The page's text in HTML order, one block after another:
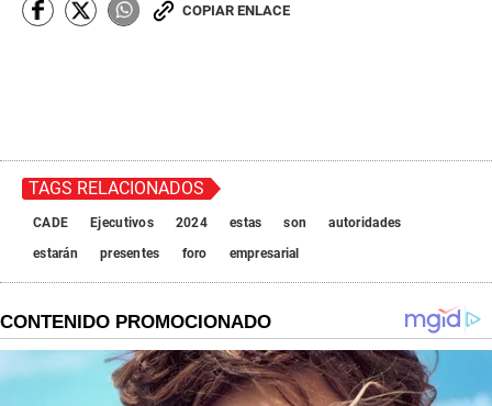
COPIAR ENLACE
TAGS RELACIONADOS
CADE Ejecutivos 2024 estas son
autoridades
estarán
presentes foro empresarial